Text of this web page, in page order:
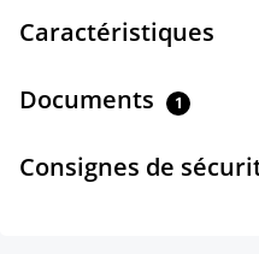
Caractéristiques
Documents 1
Consignes de